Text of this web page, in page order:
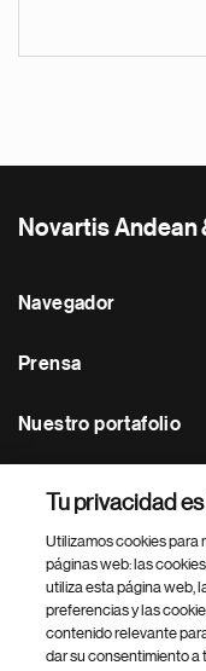
Novartis Andean
Navegador
Prensa
Nuestro portafolio
Footer Site Search
Tu privacidad
Utilizamos cookies para
páginas web: las
utiliza esta página web,
preferencias y las
contenido relevante
dar su consentimiento a